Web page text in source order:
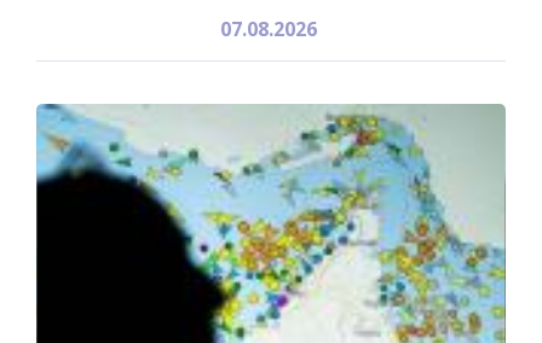
07.08.2026